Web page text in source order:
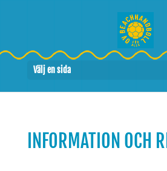
Välj en sida
INFORMATION OCH